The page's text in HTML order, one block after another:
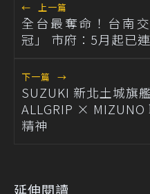
← 上一篇
全台最奪命！台南
冠」 市府：5月起已
下一篇 →
SUZUKI 新北土城旗
ALLGRIP × MIZUNO
精神
延伸閱讀